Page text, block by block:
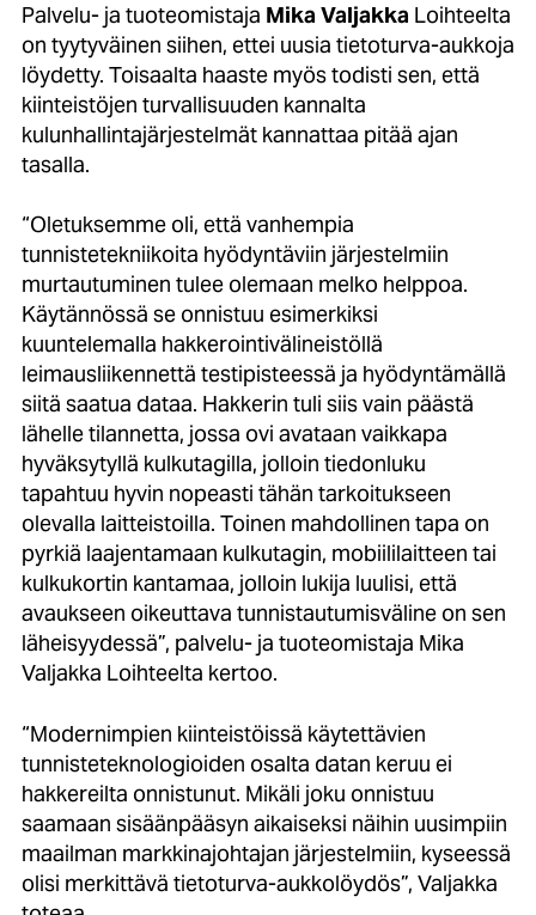
Palvelu- ja tuoteomistaja Mika Valjakka Loihteelta
on tyytyväinen siihen, ettei uusia tietoturva-aukkoja
löydetty. Toisaalta haaste myös todisti sen, että
kiinteistöjen turvallisuuden kannalta
kulunhallintajärjestelmät kannattaa pitää ajan
tasalla.
“Oletuksemme oli, että vanhempia
tunnistetekniikoita hyödyntäviin järjestelmiin
murtautuminen tulee olemaan melko helppoa.
Käytännössä se onnistuu esimerkiksi
kuuntelemalla hakkerointivälineistöllä
leimausliikennettä testipisteessä ja hyödyntämällä
siitä saatua dataa. Hakkerin tuli siis vain päästä
lähelle tilannetta, jossa ovi avataan vaikkapa
hyväksytyllä kulkutagilla, jolloin tiedonluku
tapahtuu hyvin nopeasti tähän tarkoitukseen
olevalla laitteistoilla. Toinen mahdollinen tapa on
pyrkiä laajentamaan kulkutagin, mobiililaitteen tai
kulkukortin kantamaa, jolloin lukija luulisi, että
avaukseen oikeuttava tunnistautumisväline on sen
läheisyydessä”, palvelu- ja tuoteomistaja Mika
Valjakka Loihteelta kertoo.
“Modernimpien kiinteistöissä käytettävien
tunnisteteknologioiden osalta datan keruu ei
hakkereilta onnistunut. Mikäli joku onnistuu
saamaan sisäänpääsyn aikaiseksi näihin uusimpiin
maailman markkinajohtajan järjestelmiin, kyseessä
olisi merkittävä tietoturva-aukkolöydös”, Valjakka